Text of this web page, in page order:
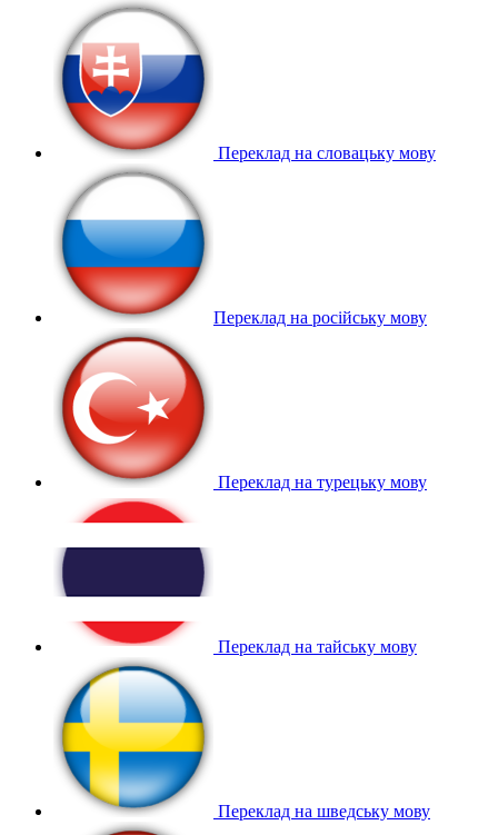
Переклад на словацьку мову
Переклад на російську мову
Переклад на турецьку мову
Переклад на тайську мову
Переклад на шведську мову